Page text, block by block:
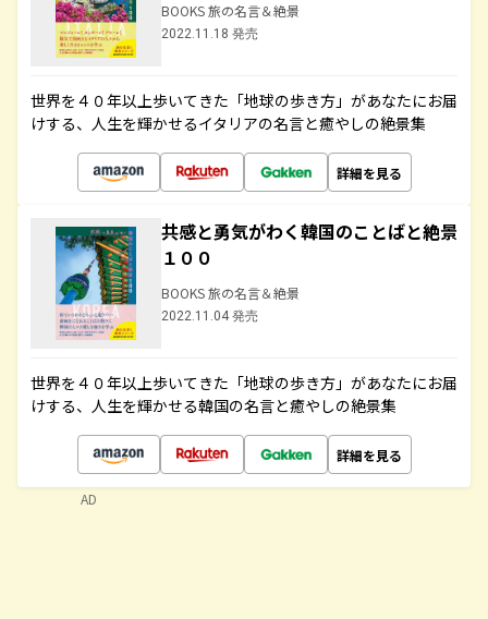
BOOKS 旅の名言＆絶景
2022.11.18 発売
世界を４０年以上歩いてきた「地球の歩き方」があなたにお届
けする、人生を輝かせるイタリアの名言と癒やしの絶景集
詳細を見る
共感と勇気がわく韓国のことばと絶景
１００
BOOKS 旅の名言＆絶景
2022.11.04 発売
世界を４０年以上歩いてきた「地球の歩き方」があなたにお届
けする、人生を輝かせる韓国の名言と癒やしの絶景集
詳細を見る
AD